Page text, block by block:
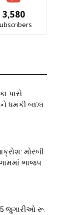
3,580
પાસે
ધમકી બદલ
મોરબી
ભાજપ
5 જુગારીઓ રૂ.